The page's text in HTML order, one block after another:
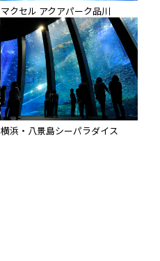
マクセル アクアパーク品川
横浜・八景島シーパラダイス